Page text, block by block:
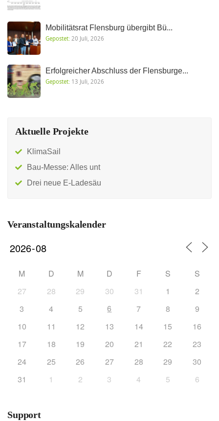
Mobilitätsrat Flensburg übergibt Bü...
Gepostet:20 Juli, 2026
Erfolgreicher Abschluss der Flensburge...
Gepostet: 13 Juli, 2026
Aktuelle Projekte
KlimaSail
Bau-Messe: Alles unt
Drei neue E-Ladesäu
Veranstaltungskalender
M D M D F S
S
27
28 29 30 31 1
2
3
4 5 6 7 8
9
10
11 12 13 14 15
16
17
18 19 20 21 22
23
24
25 26 27 28 29
30
31
1 2 3 4 5 6
Support